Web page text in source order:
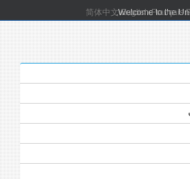
Welcome to the
简体中文 English Français